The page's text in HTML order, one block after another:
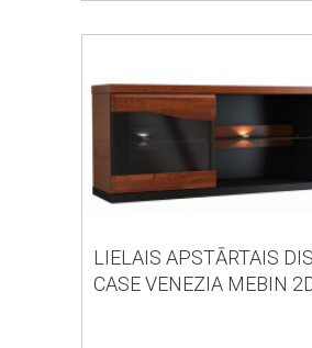
LIELAIS APSTĀRTAIS
CASE VENEZIA MEBIN